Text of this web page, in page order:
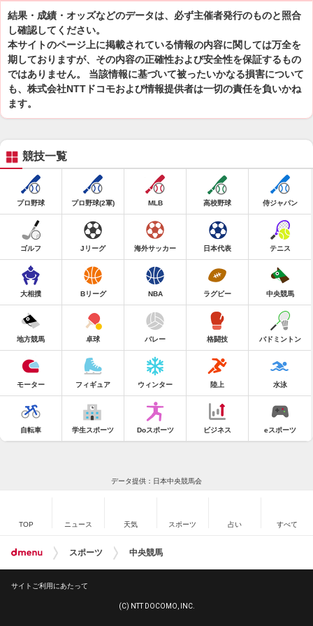
結果・成績・オッズなどのデータは、必ず主催者発行のものと照合
し確認してください。
本サイトのページ上に掲載されている情報の内容に関しては万全を
期しておりますが、その内容の正確性および安全性を保証するもの
ではありません。 当該情報に基づいて被ったいかなる損害について
も、株式会社NTTドコモおよび情報提供者は一切の責任を負いかね
ます。
競技一覧
プロ野球 プロ野球(2軍) MLB 高校野球 侍ジャパン
ゴルフ Jリーグ 海外サッカー 日本代表 テニス
大相撲 Bリーグ NBA ラグビー 中央競馬
地方競馬 卓球 バレー 格闘技 バドミントン
モーター フィギュア ウィンター 陸上 水泳
自転車 学生スポーツ Doスポーツ ビジネス eスポーツ
データ提供：日本中央競馬会
TOP ニュース 天気 スポーツ 占い すべて
スポーツ 中央競馬
サイトご利用にあたって
(C) NTT DOCOMO, INC.